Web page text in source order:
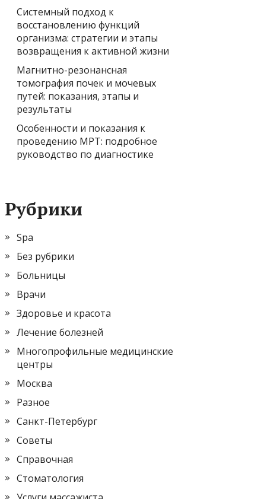
Системный подход к
восстановлению функций
организма: стратегии и этапы
возвращения к активной жизни
Магнитно-резонансная
томография почек и мочевых
путей: показания, этапы и
результаты
Особенности и показания к
проведению МРТ: подробное
руководство по диагностике
Рубрики
Spa
Без рубрики
Больницы
Врачи
Здоровье и красота
Лечение болезней
Многопрофильные медицинские
центры
Москва
Разное
Санкт-Петербург
Советы
Справочная
Стоматология